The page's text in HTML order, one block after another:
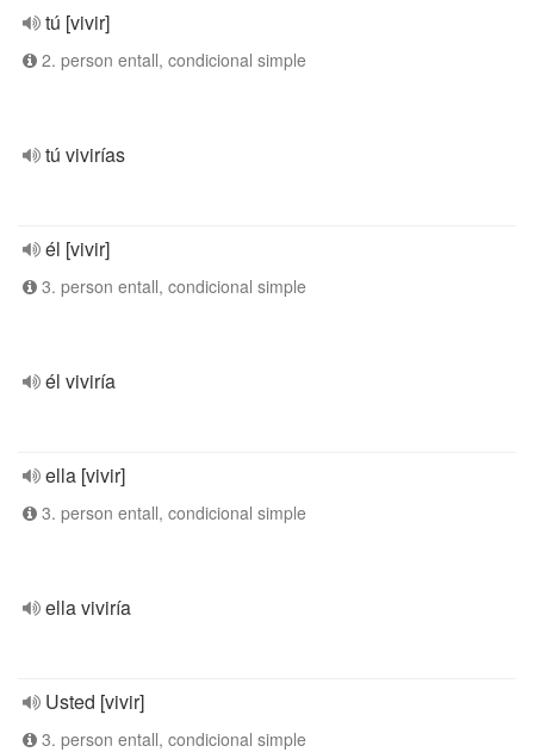
tú [vivir]
2. person entall, condicional simple
tú vivirías
él [vivir]
3. person entall, condicional simple
él viviría
ella [vivir]
3. person entall, condicional simple
ella viviría
Usted [vivir]
3. person entall, condicional simple